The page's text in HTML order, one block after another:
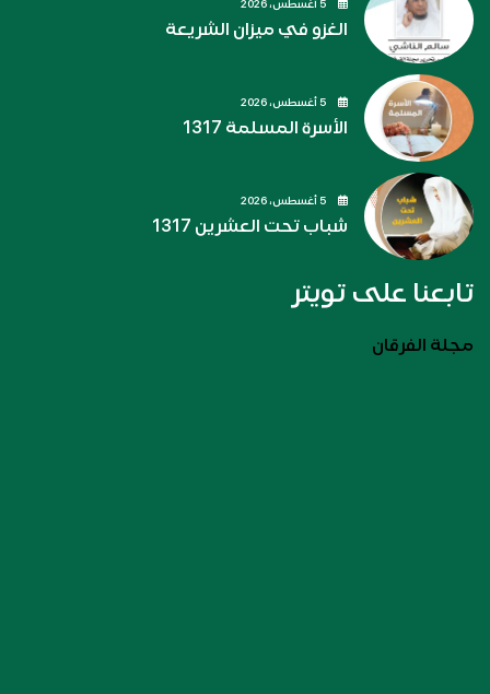
الغزو في ميزان الشريعة
الأسرة المسلمة 1317
شباب تحت العشرين 1317
تابعنا على تويتر
مجلة الفرقان